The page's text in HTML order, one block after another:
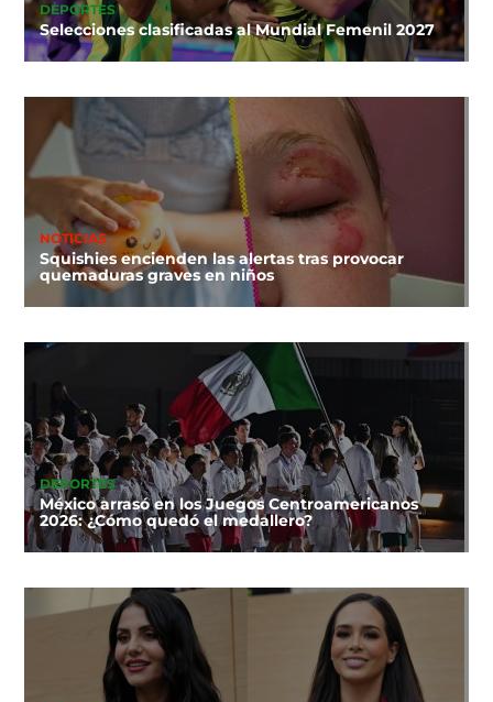
DEPORTES
Selecciones clasificadas al Mundial Femenil 2027
NOTICIAS
Squishies encienden las alertas tras provocar
quemaduras graves en niños
DEPORTES
México arrasó en los Juegos Centroamericanos
2026: ¿Cómo quedó el medallero?